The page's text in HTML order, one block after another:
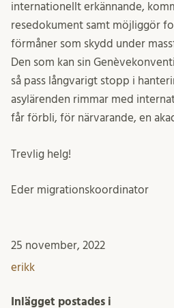
internationellt erkännande,
resedokument samt möjliggör
förmåner som skydd under
Den som kan sin
så pass långvarigt stopp i
asylärenden rimmar med
får förbli, för närvarande, en
Trevlig helg!
Eder migrationskoordinator
25 november, 2022
erikk
Inlägget postades i